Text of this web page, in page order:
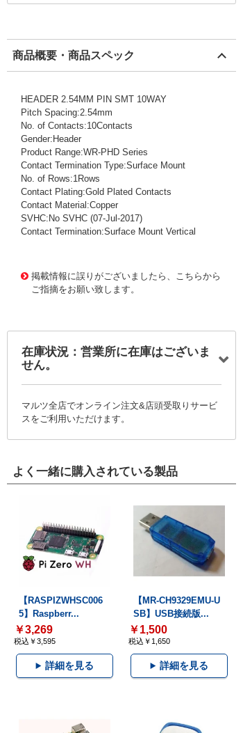
商品概要・商品スペック
HEADER 2.54MM PIN SMT 10WAY
Pitch Spacing:2.54mm
No. of Contacts:10Contacts
Gender:Header
Product Range:WR-PHD Series
Contact Termination Type:Surface Mount
No. of Rows:1Rows
Contact Plating:Gold Plated Contacts
Contact Material:Copper
SVHC:No SVHC (07-Jul-2017)
Contact Termination:Surface Mount Vertical
掲載情報に誤りがございましたら、こちらから
ご指摘をお願い致します。
在庫状況：営業所に在庫はございま
せん。
マルツ全店でオンライン注文&店頭受取りサービ
スをご利用いただけます。
よく一緒に購入されている製品
【RASPIZWHSC006
5】Raspberr...
￥3,269
税込￥3,595
詳細を見る
【MR-CH9329EMU-U
SB】USB接続版...
￥1,500
税込￥1,650
詳細を見る